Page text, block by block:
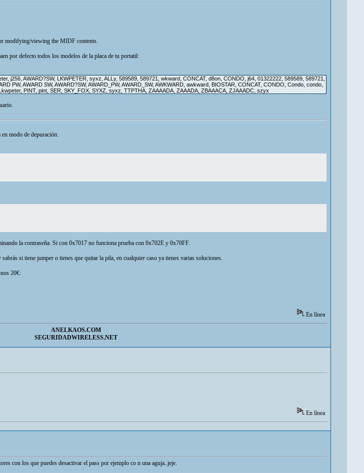
viewing the MIDF contents.
por defecto todos los modelos de la placa de tu portatil:
j256, AWARD?SW, LKWPETER, syxz, ALLy, 589589, 589721, wkward, CONCAT, d8on, CONDO, j64, 01322222, 589589, 589721,
PW, AWARD SW, AWARD?SW, AWARD_PW, AWARD_SW, AWKWARD, awkward, BIOSTAR, CONCAT, CONDO, Condo, condo,
PINT, pint, SER, SKY_FOX, SYXZ, syxz, TTPTHA, ZAAAADA, ZAAADA, ZBAAACA, ZJAAADC, szyx
en modo de depuración:
la contraseña. Si con 0x7017 no funciona prueba con 0x702E y 0x70FF.
si tiene jumper o tienes que quitar la pila, en cualquier caso ya tienes varias soluciones.
20€:
En línea
ANELKAOS.COM
SEGURIDADWIRELESS.NET
En línea
con los que puedes desactivar el pass por ejemplo co n una aguja..jeje.